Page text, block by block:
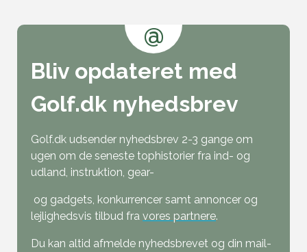
@
Bliv opdateret med
Golf.dk nyhedsbrev
Golf.dk udsender nyhedsbrev 2-3 gange om
ugen om de seneste tophistorier fra ind- og
udland, instruktion, gear-
og gadgets, konkurrencer samt annoncer og
lejlighedsvis tilbud fra vores partnere.
Du kan altid afmelde nyhedsbrevet og din mail-